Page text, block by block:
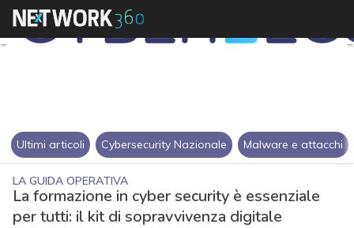
Ultimi articoli Cybersecurity Nazionale Malware e attacchi
LA GUIDA OPERATIVA
La formazione in cyber security è essenziale
per tutti: il kit di sopravvivenza digitale